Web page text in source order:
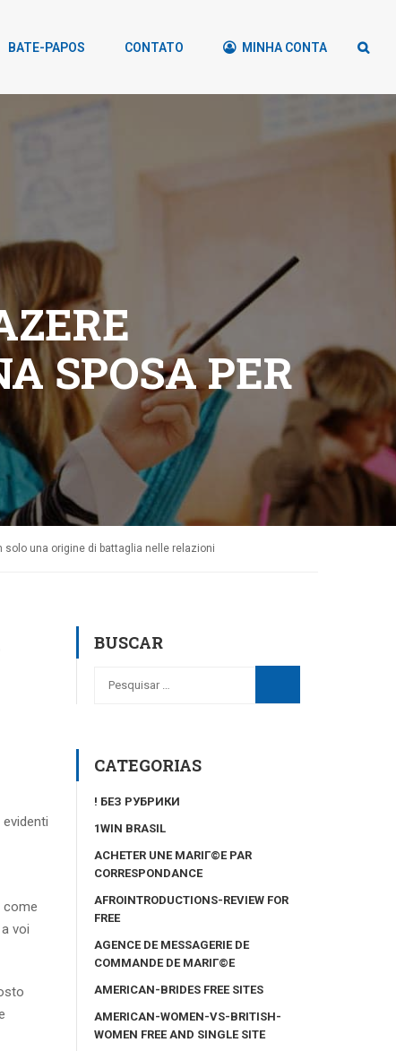
BATE-PAPOS CONTATO MINHA CONTA
SPOSA PER
solo una origine di battaglia nelle relazioni
come
voi
BUSCAR
CATEGORIAS
! БЕЗ РУБРИКИ
1WIN BRASIL
ACHETER UNE MARIГ©E PAR
CORRESPONDANCE
AFROINTRODUCTIONS-REVIEW FOR
FREE
AGENCE DE MESSAGERIE DE
COMMANDE DE MARIГ©E
AMERICAN-BRIDES FREE SITES
AMERICAN-WOMEN-VS-BRITISH-
WOMEN FREE AND SINGLE SITE